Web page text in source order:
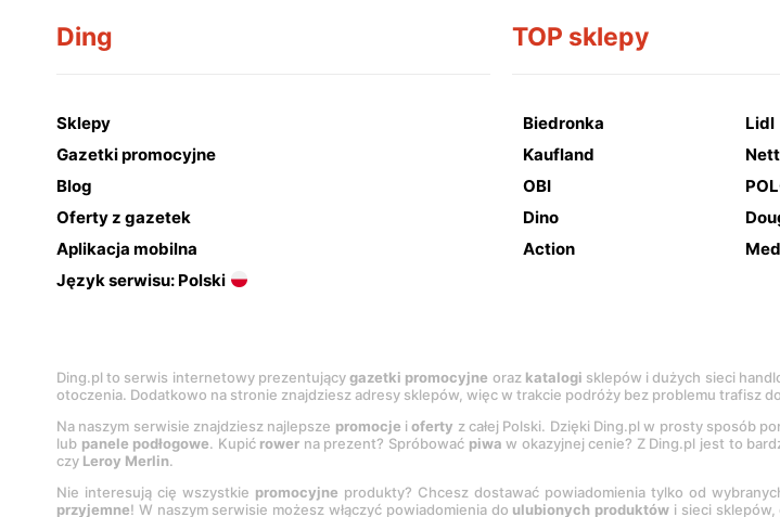
Ding
Sklepy
Gazetki promocyjne
Blog
Oferty z gazetek
Aplikacja mobilna
Język serwisu: Polski
TOP sklepy
Biedronka Lidl
Kaufland
OBI
Dino
Action
Ding.pl to serwis internetowy prezentującygazetki promocyjne oraz katalogi sklepów i dużych sieci
otoczenia. Dodatkowo na stronie znajdziesz adresy sklepów, więc w trakcie podróży bez problemu trafisz
Na naszym serwisie znajdziesz najlepsze promocje ioferty z całej Polski. Dzięki Ding.pl w prosty sposób
lub panele podłogowe. Kupić rower na prezent? Spróbować piwa w okazyjnej cenie? Z Ding.pl jest to
czy Leroy Merlin.
Nie interesują cię wszystkie promocyjne produkty? Chcesz dostawać powiadomienia tylko od
przyjemne! W naszym serwisie możesz włączyć powiadomienia do ulubionych produktów i sieci